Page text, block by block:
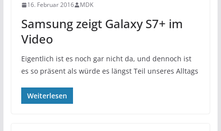
16. Februar 2016 MDK
Samsung zeigt Galaxy S7+ im
Video
Eigentlich ist es noch gar nicht da, und dennoch ist
es so präsent als würde es längst Teil unseres Alltags
Weiterlesen